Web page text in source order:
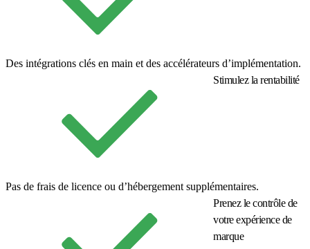
Des intégrations clés en main et des accélérateurs d’implémentation.
Stimulez la rentabilité
Pas de frais de licence ou d’hébergement supplémentaires.
Prenez le contrôle de
votre expérience de
marque